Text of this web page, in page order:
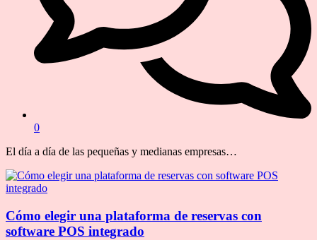
0
El día a día de las pequeñas y medianas empresas…
Cómo elegir una plataforma de reservas con
software POS integrado